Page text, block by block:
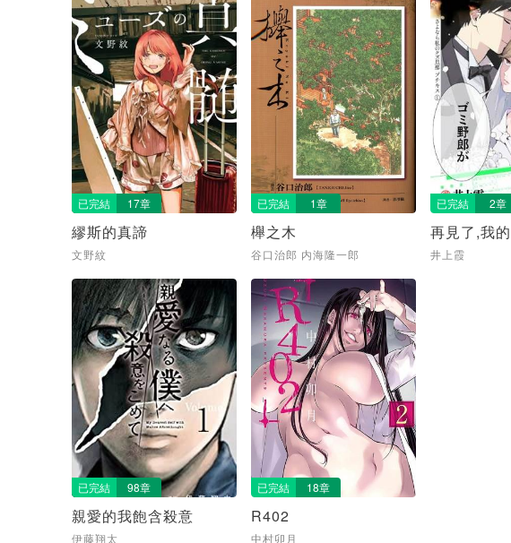
已完結 17章
繆斯的真諦
文野紋
已完結 1章
櫸之木
谷口治郎 内海隆一郎
已完結 2章
再見了,我
井上霞
已完結 98章
親愛的我飽含殺意
伊藤翔太
已完結 18章
R402
中村卯月